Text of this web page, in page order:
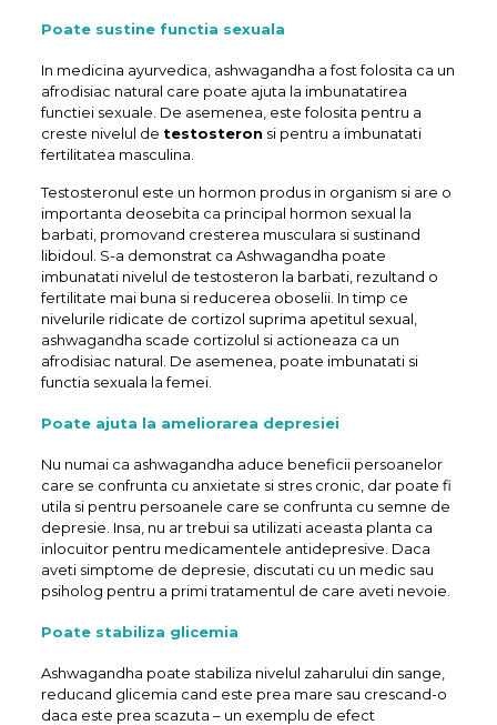
Poate sustine functia sexuala
In medicina ayurvedica, ashwagandha a fost folosita ca un
afrodisiac natural care poate ajuta la imbunatatirea
functiei sexuale. De asemenea, este folosita pentru a
creste nivelul de testosteron si pentru a imbunatati
fertilitatea masculina.
Testosteronul este un hormon produs in organism si are o
importanta deosebita ca principal hormon sexual la
barbati, promovand cresterea musculara si sustinand
libidoul. S-a demonstrat ca Ashwagandha poate
imbunatati nivelul de testosteron la barbati, rezultand o
fertilitate mai buna si reducerea oboselii. In timp ce
nivelurile ridicate de cortizol suprima apetitul sexual,
ashwagandha scade cortizolul si actioneaza ca un
afrodisiac natural. De asemenea, poate imbunatati si
functia sexuala la femei.
Poate ajuta la ameliorarea depresiei
Nu numai ca ashwagandha aduce beneficii persoanelor
care se confrunta cu anxietate si stres cronic, dar poate fi
utila si pentru persoanele care se confrunta cu semne de
depresie. Insa, nu ar trebui sa utilizati aceasta planta ca
inlocuitor pentru medicamentele antidepresive. Daca
aveti simptome de depresie, discutati cu un medic sau
psiholog pentru a primi tratamentul de care aveti nevoie.
Poate stabiliza glicemia
Ashwagandha poate stabiliza nivelul zaharului din sange,
reducand glicemia cand este prea mare sau crescand-o
daca este prea scazuta – un exemplu de efect